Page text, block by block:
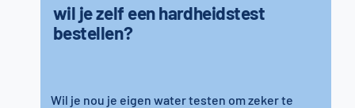
wil je zelf een hardheidstest
bestellen?
Wil je nou je eigen water testen om zeker te